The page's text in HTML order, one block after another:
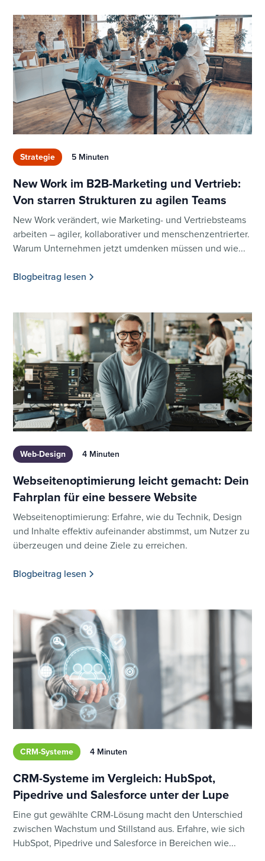
Strategie 5 Minuten
New Work im B2B-Marketing und Vertrieb:
Von starren Strukturen zu agilen Teams
New Work verändert, wie Marketing- und Vertriebsteams
arbeiten – agiler, kollaborativer und menschenzentrierter.
Warum Unternehmen jetzt umdenken müssen und wie...
Blogbeitrag lesen
Web-Design 4 Minuten
Webseitenoptimierung leicht gemacht: Dein
Fahrplan für eine bessere Website
Webseitenoptimierung: Erfahre, wie du Technik, Design
und Inhalte effektiv aufeinander abstimmst, um Nutzer zu
überzeugen und deine Ziele zu erreichen.
Blogbeitrag lesen
CRM-Systeme 4 Minuten
CRM-Systeme im Vergleich: HubSpot,
Pipedrive und Salesforce unter der Lupe
Eine gut gewählte CRM-Lösung macht den Unterschied
zwischen Wachstum und Stillstand aus. Erfahre, wie sich
HubSpot, Pipedrive und Salesforce in Bereichen wie...